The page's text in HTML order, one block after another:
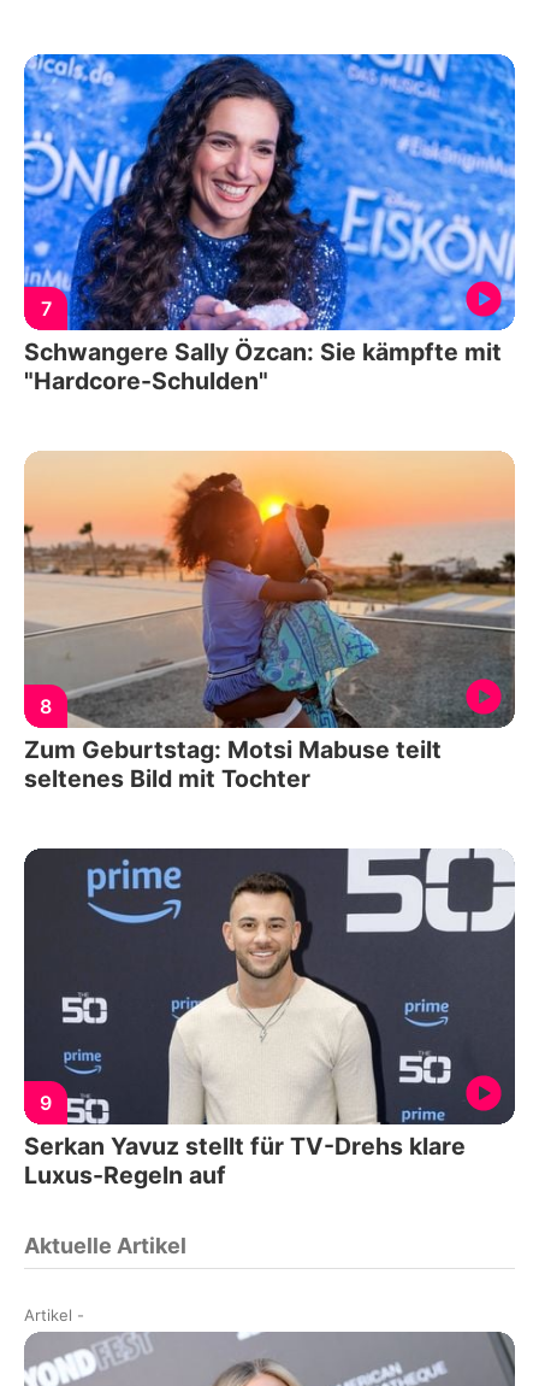
7
Schwangere Sally Özcan: Sie kämpfte mit
"Hardcore-Schulden"
8
Zum Geburtstag: Motsi Mabuse teilt
seltenes Bild mit Tochter
9
Serkan Yavuz stellt für TV-Drehs klare
Luxus-Regeln auf
Aktuelle Artikel
Artikel -